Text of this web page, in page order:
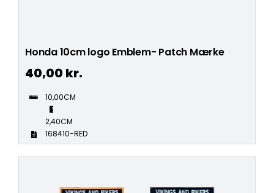
Honda 10cm logo Emblem- Patch Mærke
40,00 kr.
10,00CM
2,40CM
168410-RED